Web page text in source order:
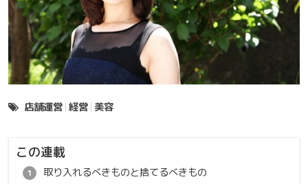
店舗運営 経営 美容
この連載
取り入れるべきものと捨てるべきもの